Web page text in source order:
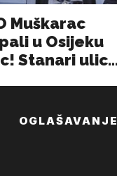
OGLAŠAVANJE